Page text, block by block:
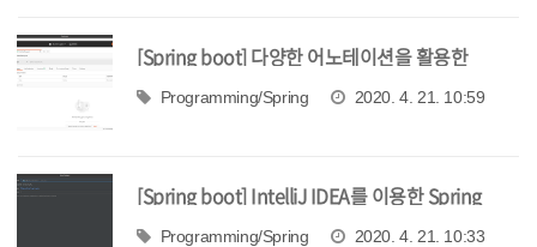
[Spring boot] 다양한 어노테이션을 활용한
HTTP API 구현
Programming/Spring 2020. 4. 21. 10:59
[Spring boot] IntelliJ IDEA를 이용한 Spring
boot 프로젝트 시작
Programming/Spring 2020. 4. 21. 10:33